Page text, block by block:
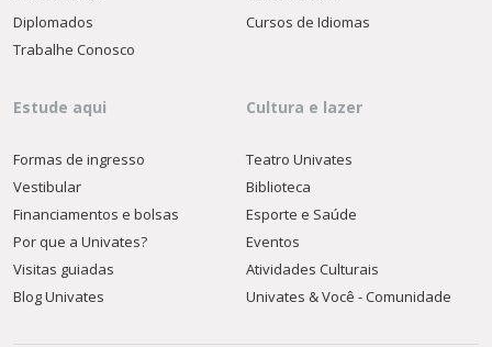
Diplomados
Trabalhe Conosco
Cursos de Idiomas
Estude aqui
Formas de ingresso
Vestibular
Financiamentos e bolsas
Por que a Univates?
Visitas guiadas
Blog Univates
Cultura e lazer
Teatro Univates
Biblioteca
Esporte e Saúde
Eventos
Atividades Culturais
Univates & Você - Comunidade